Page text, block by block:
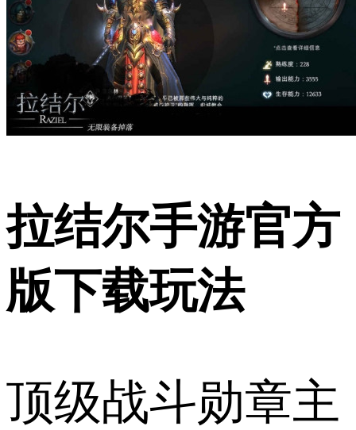
拉结尔手游官方
版下载玩法
顶级战斗勋章主